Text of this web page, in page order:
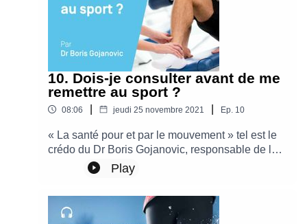
10. Dois-je consulter avant de me
remettre au sport ?
08:06 jeudi 25 novembre 2021 Ep. 10
« La santé pour et par le mouvement » tel est le
crédo du Dr Boris Gojanovic, responsable de la
cellule Santé et Performance à l’Hôpital de La
Tour. Avant de se remettre au sport, il conseille à
consultation médicale pour faire un état des lieux
des possibilités en matière d’objectifs, de
Play